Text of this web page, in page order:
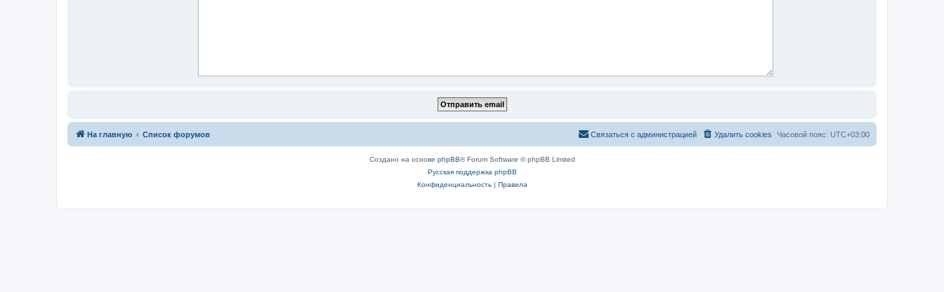
На главную Список форумов Часовой пояс: UTC+03:00
Удалить cookies
Связаться с администрацией
Создано на основе phpBB® Forum Software © phpBB Limited
Русская поддержка phpBB
Конфиденциальность| Правила